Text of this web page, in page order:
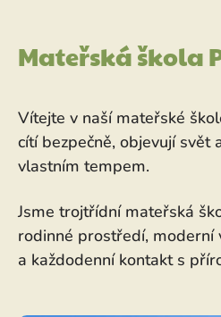
Mateřská škola
Vítejte v naší mateřské
cítí bezpečně, objevují svět
vlastním tempem.
Jsme trojtřídní mateřská
rodinné prostředí, moderní
a každodenní kontakt s